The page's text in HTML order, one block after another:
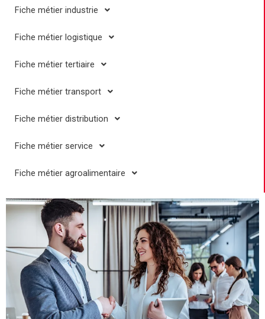
Fiche métier industrie
Fiche métier logistique
Fiche métier tertiaire
Fiche métier transport
Fiche métier distribution
Fiche métier service
Fiche métier agroalimentaire